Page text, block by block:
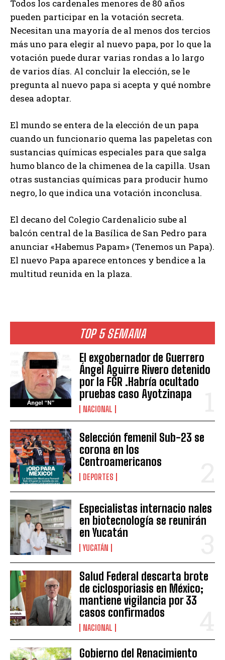
TOP 5 SEMANA
El exgobernador de Guerrero
Ángel Aguirre Rivero detenido
por la FGR .Habría ocultado
pruebas caso Ayotzinapa
NACIONAL
Selección femenil Sub-23 se
corona en los
Centroamericanos
DEPORTES
Especialistas internacio nales
en biotecnología se reunirán
en Yucatán
YUCATÁN
Salud Federal descarta brote
de ciclosporiasis en México;
mantiene vigilancia por 33
casos confirmados
NACIONAL
Gobierno del Renacimiento
Todos los cardenales menores de 80 años
pueden participar en la votación secreta.
Necesitan una mayoría de al menos dos tercios
más uno para elegir al nuevo papa, por lo que la
votación puede durar varias rondas a lo largo
de varios días. Al concluir la elección, se le
pregunta al nuevo papa si acepta y qué nombre
desea adoptar.
El mundo se entera de la elección de un papa
cuando un funcionario quema las papeletas con
sustancias químicas especiales para que salga
humo blanco de la chimenea de la capilla. Usan
otras sustancias químicas para producir humo
negro, lo que indica una votación inconclusa.
El decano del Colegio Cardenalicio sube al
balcón central de la Basílica de San Pedro para
anunciar «Habemus Papam» (Tenemos un Papa).
El nuevo Papa aparece entonces y bendice a la
multitud reunida en la plaza.